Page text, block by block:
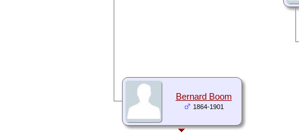
Bernard Boom
1864-1901